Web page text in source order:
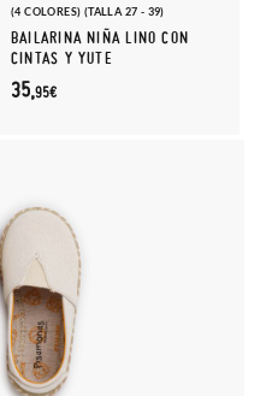
(4 COLORES) (TALLA 27 - 39)
BAILARINA NIÑA LINO CON
CINTAS Y YUTE
35,95€